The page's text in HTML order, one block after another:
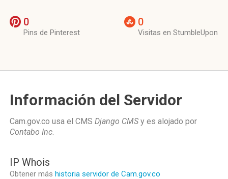
0
Pins de Pinterest
0
Visitas en StumbleUpon
Información del Servidor
Cam.gov.co usa el CMS Django CMS y es alojado por
Contabo Inc.
IP Whois
Obtener más historia servidor de Cam.gov.co